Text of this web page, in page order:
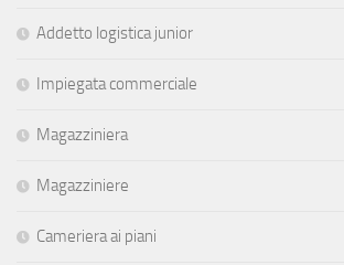
Addetto logistica junior
Impiegata commerciale
Magazziniera
Magazziniere
Cameriera ai piani